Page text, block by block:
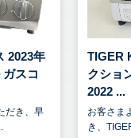
2023年
スコ
だき、早
TIGER
クショ
2022 ...
お客さま
き、